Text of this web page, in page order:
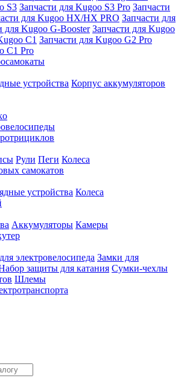
S3 Запчасти для Kugoo S3 Pro Запчасти
для Kugoo HX/HX PRO Запчасти для
для Kugoo G-Booster Запчасти для Kugoo
C1 Запчасти для Kugoo G2 Pro
C1 Pro
устройства Корпус аккумуляторов
Рули Пеги Колеса
самокатов
устройства Колеса
Аккумуляторы Камеры
электровелосипеда Замки для
защиты для катания Сумки-чехлы
Шлемы